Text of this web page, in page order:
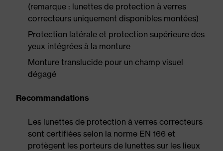
(remarque : lunettes de protection à verres
correcteurs uniquement disponibles montées)
Protection latérale et protection supérieure des
yeux intégrées à la monture
Monture translucide pour un champ visuel
dégagé
Recommandations
Les lunettes de protection à verres correcteurs
sont certifiées selon la norme EN 166 et
protègent les porteurs de lunettes sur les lieux